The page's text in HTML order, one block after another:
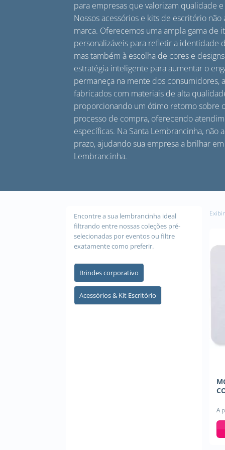
para empresas que valorizam qualidade
Nossos acessórios e kits de escritório
marca. Oferecemos uma ampla gama de
personalizáveis para refletir a identidade
mas também à escolha de cores e
estratégia inteligente para aumentar o
permaneça na mente dos
fabricados com materiais de alta
proporcionando um ótimo retorno sobre
processo de compra, oferecendo
específicas. Na Santa Lembrancinha,
prazo, ajudando sua empresa a brilhar
Lembrancinha.
Encontre a sua lembrancinha ideal
filtrando entre nossas coleções pré-
selecionadas por eventos ou filtre
exatamente como preferir.
Brindes corporativo
Acessórios & Kit Escritório
A